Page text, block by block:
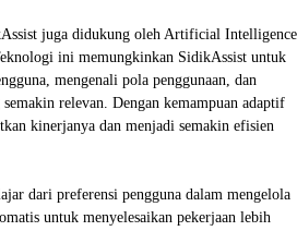
juga didukung oleh Artificial Intelligence
ini memungkinkan SidikAssist untuk
mengenali pola penggunaan, dan
relevan. Dengan kemampuan adaptif
kinerjanya dan menjadi semakin efisien
dari preferensi pengguna dalam mengelola
untuk menyelesaikan pekerjaan lebih